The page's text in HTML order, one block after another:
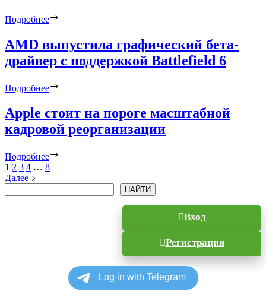
$200
Подробнее
AMD выпустила графический бета-
драйвер с поддержкой Battlefield 6
Подробнее
Apple стоит на пороге масштабной
кадровой реорганизации
Подробнее
1 2 3 4 … 8
Далее
НАЙТИ
Вход
Регистрация